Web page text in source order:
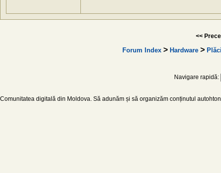
<<
Forum Index > Hardware >
Navigare rapidă:
Comunitatea digitală din Moldova. Să adunăm și să organizăm conținutul